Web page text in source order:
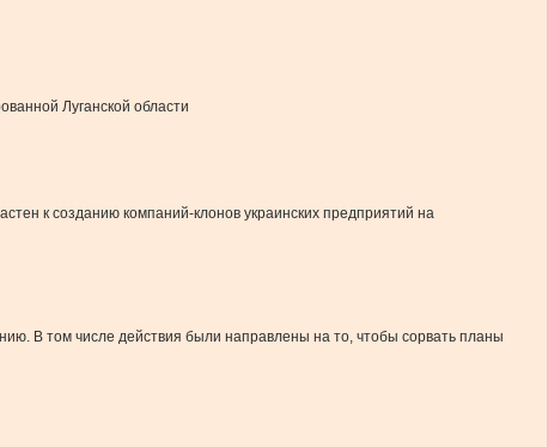
Луганской области
к созданию компаний-клонов украинских предприятий на
В том числе действия были направлены на то, чтобы сорвать планы